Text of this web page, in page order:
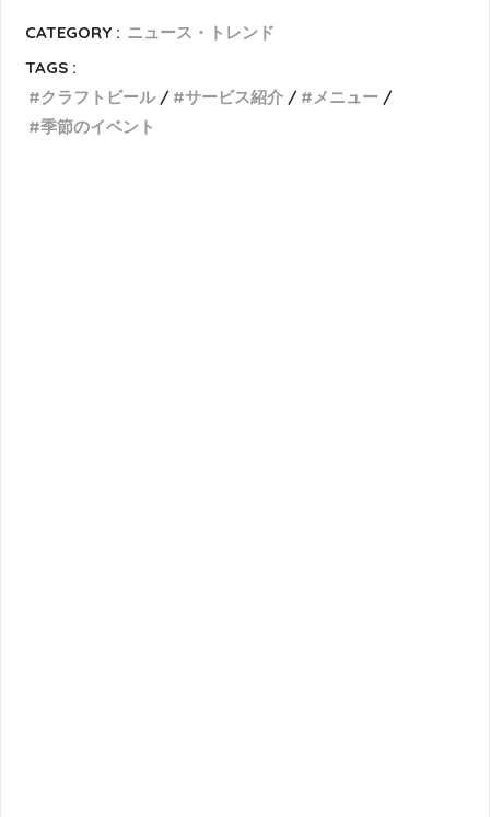
CATEGORY : ニュース・トレンド
TAGS :
クラフトビール
サービス紹介
メニュー
季節のイベント